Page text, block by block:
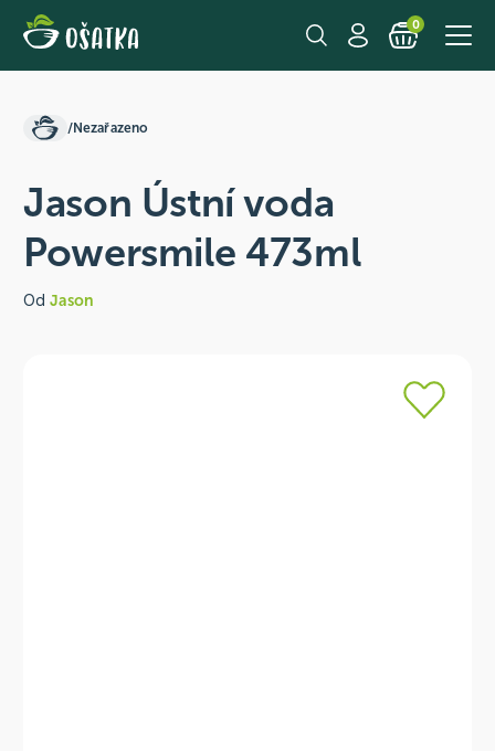
0
/Nezařazeno
Jason Ústní voda
Powersmile 473ml
Od Jason